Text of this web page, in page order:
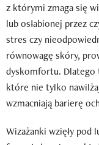
z którymi zmaga się
lub osłabionej przez
stres czy
równowagę skóry,
dyskomfortu. Dlatego
które nie tylko
wzmacniają barierę
Wizażanki wzięły pod